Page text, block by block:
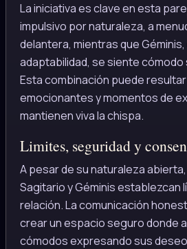
La iniciativa es clave en esta
impulsivo por naturaleza, a
delantera, mientras que
adaptabilidad, se siente cómodo
Esta combinación puede
emocionantes y momentos de
mantienen viva la chispa.
Limites, seguridad y
A pesar de su naturaleza
Sagitario y Géminis establezcan
relación. La comunicación
crear un espacio seguro donde
cómodos expresando sus